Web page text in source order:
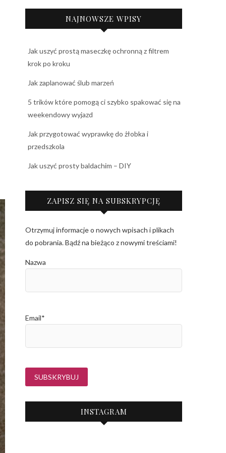
NAJNOWSZE WPISY
Jak uszyć prostą maseczkę ochronną z filtrem
krok po kroku
Jak zaplanować ślub marzeń
5 trików które pomogą ci szybko spakować się na
weekendowy wyjazd
Jak przygotować wyprawkę do żłobka i
przedszkola
Jak uszyć prosty baldachim – DIY
ZAPISZ SIĘ NA SUBSKRYPCJĘ
Otrzymuj informacje o nowych wpisach i plikach
do pobrania. Bądź na bieżąco z nowymi treściami!
Nazwa
Email*
INSTAGRAM